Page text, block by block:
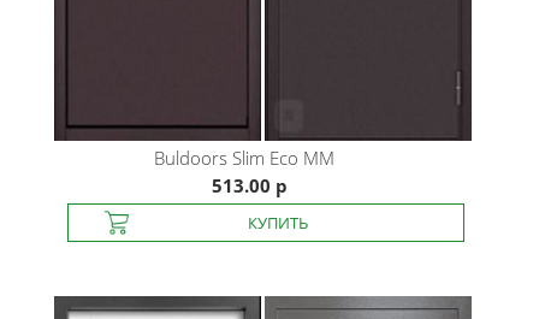
BuldoorsSlim Eco MM
513.00 р